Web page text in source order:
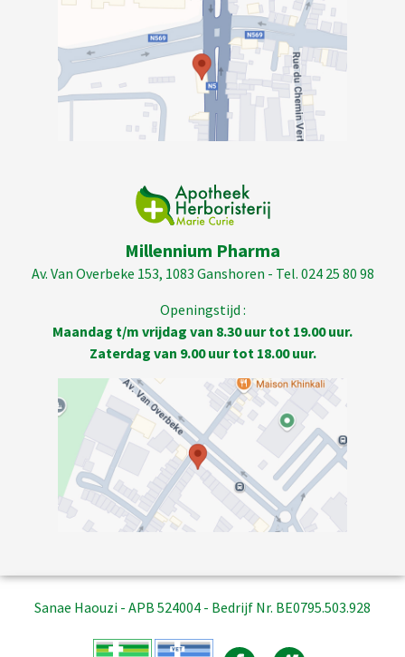
Millennium Pharma
Av. Van Overbeke 153, 1083 Ganshoren - Tel. 024 25 80 98
Openingstijd :
Maandag t/m vrijdag van 8.30 uur tot 19.00 uur.
Zaterdag van 9.00 uur tot 18.00 uur.
Sanae Haouzi - APB 524004 - Bedrijf Nr. BE0795.503.928